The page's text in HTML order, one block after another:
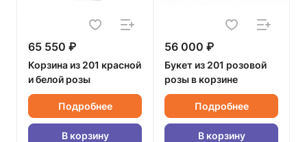
65 550 ₽
Корзина из 201 красной
и белой розы
Подробнее
В корзину
56 000 ₽
Букет из 201 розовой
розы в корзине
Подробнее
В корзину